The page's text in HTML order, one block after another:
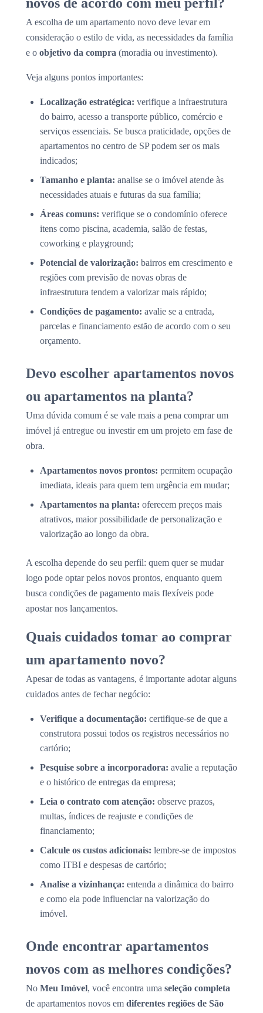
A escolha de um apartamento novo deve levar em
consideração o estilo de vida, as necessidades da família
e o objetivo da compra (moradia ou investimento).
Veja alguns pontos importantes:
Localização estratégica: verifique a infraestrutura
do bairro, acesso a transporte público, comércio e
serviços essenciais. Se busca praticidade, opções de
apartamentos no centro de SP podem ser os mais
indicados;
Tamanho e planta: analise se o imóvel atende às
necessidades atuais e futuras da sua família;
Áreas comuns: verifique se o condomínio oferece
itens como piscina, academia, salão de festas,
coworking e playground;
Potencial de valorização: bairros em crescimento e
regiões com previsão de novas obras de
infraestrutura tendem a valorizar mais rápido;
Condições de pagamento: avalie se a entrada,
parcelas e financiamento estão de acordo com o seu
orçamento.
Devo escolher apartamentos novos
ou apartamentos na planta?
Uma dúvida comum é se vale mais a pena comprar um
imóvel já entregue ou investir em um projeto em fase de
obra.
Apartamentos novos prontos: permitem ocupação
imediata, ideais para quem tem urgência em mudar;
Apartamentos na planta: oferecem preços mais
atrativos, maior possibilidade de personalização e
valorização ao longo da obra.
A escolha depende do seu perfil: quem quer se mudar
logo pode optar pelos novos prontos, enquanto quem
busca condições de pagamento mais flexíveis pode
apostar nos lançamentos.
Quais cuidados tomar ao comprar
um apartamento novo?
Apesar de todas as vantagens, é importante adotar alguns
cuidados antes de fechar negócio:
Verifique a documentação: certifique-se de que a
construtora possui todos os registros necessários no
cartório;
Pesquise sobre a incorporadora: avalie a reputação
e o histórico de entregas da empresa;
Leia o contrato com atenção: observe prazos,
multas, índices de reajuste e condições de
financiamento;
Calcule os custos adicionais: lembre-se de impostos
como ITBI e despesas de cartório;
Analise a vizinhança: entenda a dinâmica do bairro
e como ela pode influenciar na valorização do
imóvel.
Onde encontrar apartamentos
novos com as melhores condições?
No Meu Imóvel, você encontra uma seleção completa
de apartamentos novos em diferentes regiões de São